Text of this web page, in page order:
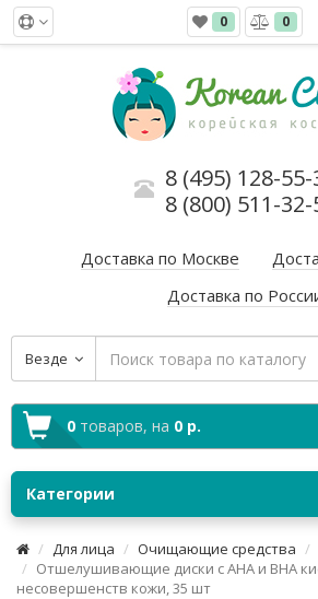
0 0
8 (495) 128-55-
8 (800) 511-32-
Доставка по Москве
Доставка по
Везде
0 товаров, на 0 р.
Категории
Для лица Очищающие средства
Отшелушивающие диски с AHA и BHA
несовершенств кожи, 35 шт